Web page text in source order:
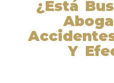
¿Está
Y